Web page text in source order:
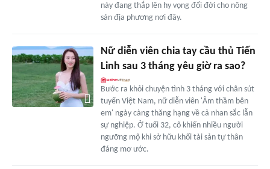
này đang thắp lên hy vọng đổi đời cho nông
sản địa phương nơi đây.
Nữ diễn viên chia tay cầu thủ Tiến
Linh sau 3 tháng yêu giờ ra sao?
Bước ra khỏi chuyện tình 3 tháng với chân sút
tuyển Việt Nam, nữ diễn viên 'Âm thầm bên
em' ngày càng thăng hạng về cả nhan sắc lẫn
sự nghiệp. Ở tuổi 32, cô khiến nhiều người
ngưỡng mộ khi sở hữu khối tài sản tự thân
đáng mơ ước.